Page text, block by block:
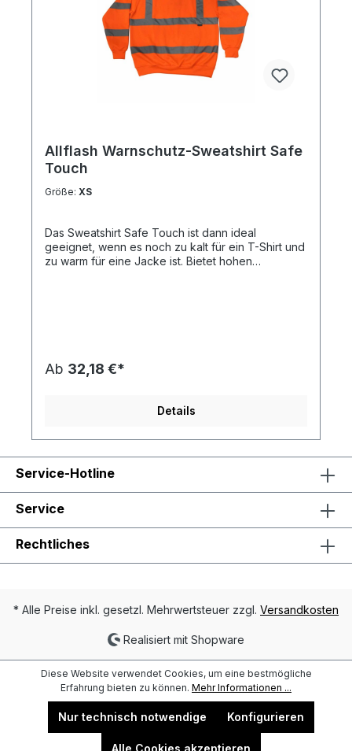
Allflash Warnschutz-Sweatshirt Safe
Touch
Größe: XS
Das Sweatshirt Safe Touch ist dann ideal
geeignet, wenn es noch zu kalt für ein T-Shirt und
zu warm für eine Jacke ist. Bietet hohen
schützenReflexstreifen für gute Sichtbarkeit40+
Strahlen blockiertzertifiziert nach EN ISO 20371
nach 50 x waschenentspricht RIS 3279-TOM für
größenabhängigmax. Druckfläche: Vorderseite:
ca. 20,0 x 20,0 cm; Rückseite: ca. 20,0 x 20,0
(größenabhängig)Material: 65%
Polyester, 35% Baumwolle, 300 g/m²Norm:
EN ISO 20471 Klasse 3 und RIS-3279 bei
oranger Ausführung
Ab 32,18 €*
Details
Service-Hotline
Service
Rechtliches
* Alle Preise inkl. gesetzl. Mehrwertsteuer zzgl. Versandkosten
Realisiert mit Shopware
Diese Website verwendet Cookies, um eine bestmögliche
Erfahrung bieten zu können. Mehr Informationen ...
Nur technisch notwendige Konfigurieren
Alle Cookies akzeptieren